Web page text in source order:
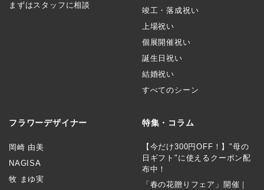
まずはスタッフに相談
竣工・落成祝い
上場祝い
個展開催祝い
誕生日祝い
結婚祝い
すべてのシーン
フラワーデザイナー
岡崎 由美
NAGISA
牧 まゆ実
特集・コラム
【今だけ300円OFF！】"母の
日ギフト"に使えるクーポン配
布中！
「春の花贈りフェア」開催｜